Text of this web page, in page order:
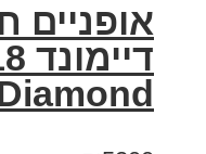
אופניים